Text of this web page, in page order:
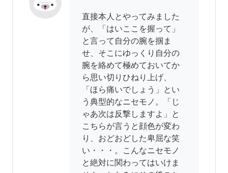
直接本人とやってみました
が、「はいここを握って」
と言って自分の腕を掴ま
せ、そこにゆっくり自分の
腕を絡めて極めておいてか
ら思い切りひねり上げ、
「ほら痛いでしょう」とい
う典型的なニセモノ。「じ
ゃあ次は反撃しますよ」と
こちらが言うと顔色が変わ
り、おどおどした卑屈な笑
い・・・。こんなニセモノ
と絶対に関わってはいけま